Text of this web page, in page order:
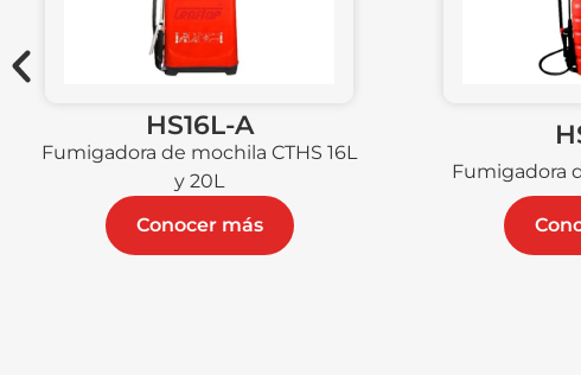
HS16L-A
Fumigadora de mochila CTHS 16L
y 20L
Conocer más
Fumigadora